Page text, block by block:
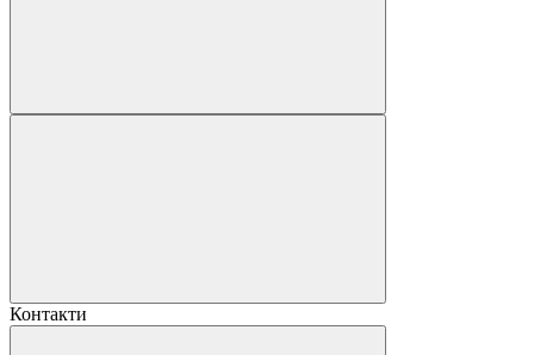
Контакти